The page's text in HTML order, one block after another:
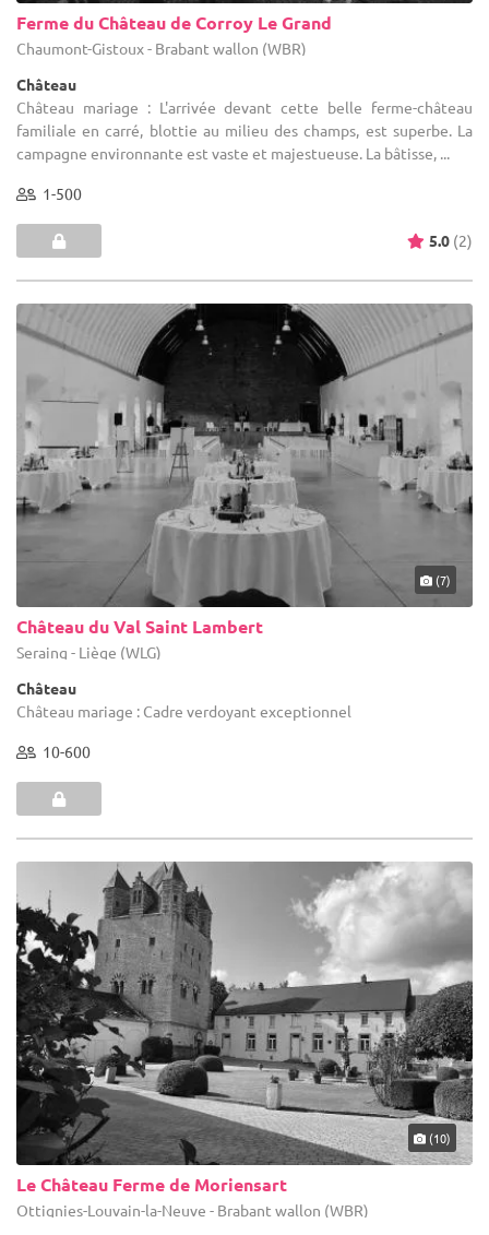
Ferme du Château de Corroy Le Grand
Chaumont-Gistoux - Brabant wallon (WBR)
Château
Château mariage : L'arrivée devant cette belle ferme-château
familiale en carré, blottie au milieu des champs, est superbe. La
campagne environnante est vaste et majestueuse. La bâtisse, ...
1-500
5.0 (2)
(7)
Château du Val Saint Lambert
Seraing - Liège (WLG)
Château
Château mariage : Cadre verdoyant exceptionnel
10-600
(10)
Le Château Ferme de Moriensart
Ottignies-Louvain-la-Neuve - Brabant wallon (WBR)